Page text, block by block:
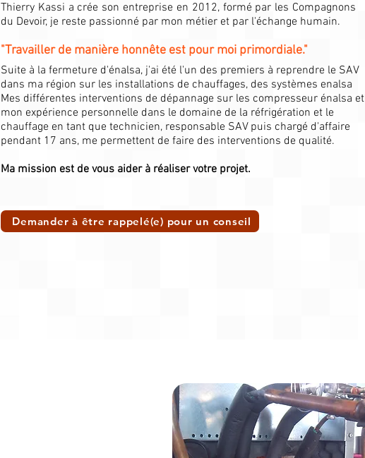
Thierry Kassi a crée son entreprise en 2012, formé par les Compagnons
du Devoir, je reste passionné par mon métier et par l'échange humain.
"Travailler de manière honnête est pour moi primordiale."
Suite à la fermeture d'énalsa, j'ai été l'un des premiers à reprendre le SAV
dans ma région sur les installations de chauffages, des systèmes enalsa
Mes différentes interventions de dépannage sur les compresseur énalsa et
mon expérience personnelle dans le domaine de la réfrigération et le
chauffage en tant que technicien, responsable SAV puis chargé d'affaire
pendant 17 ans, me permettent de faire des interventions de qualité.
Ma mission est de vous aider à réaliser votre projet.
Demander à être rappelé(e) pour un conseil